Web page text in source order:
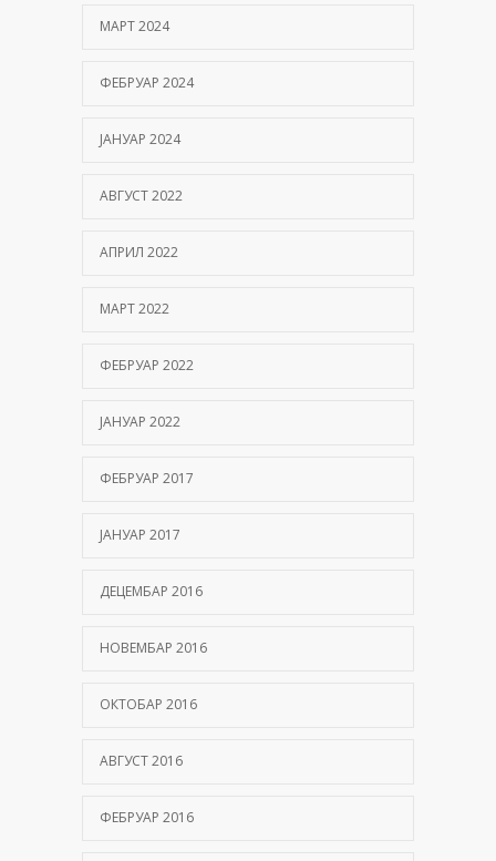
МАРТ 2024
ФЕБРУАР 2024
ЈАНУАР 2024
АВГУСТ 2022
АПРИЛ 2022
МАРТ 2022
ФЕБРУАР 2022
ЈАНУАР 2022
ФЕБРУАР 2017
ЈАНУАР 2017
ДЕЦЕМБАР 2016
НОВЕМБАР 2016
ОКТОБАР 2016
АВГУСТ 2016
ФЕБРУАР 2016